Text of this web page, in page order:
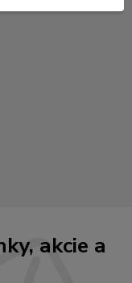
akcie a